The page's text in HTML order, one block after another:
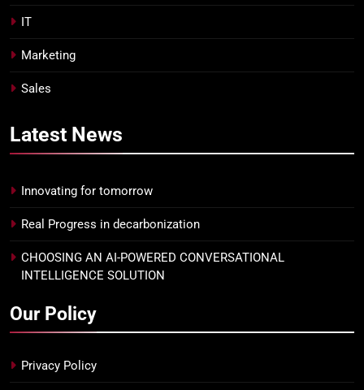
IT
Marketing
Sales
Latest News
Innovating for tomorrow
Real Progress in decarbonization
CHOOSING AN AI-POWERED CONVERSATIONAL
INTELLIGENCE SOLUTION
Our Policy
Privacy Policy